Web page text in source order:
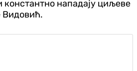
константно нападају циљеве
Видовић.